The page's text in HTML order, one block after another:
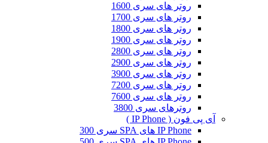
روتر های سری 1600
روتر های سری 1700
روتر های سری 1800
روتر های سری 1900
روتر های سری 2800
روتر های سری 2900
روتر های سری 3900
روتر های سری 7200
روتر های سری 7600
روترهای سری 3800
آی پی فون ( IP Phone )
IP Phone های SPA سری 300